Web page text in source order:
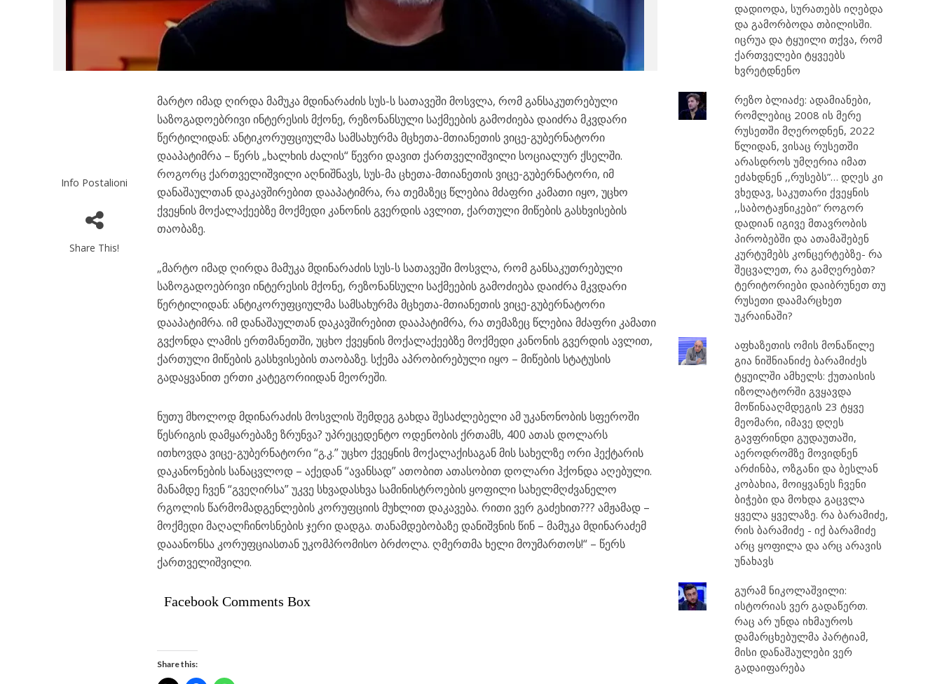
Info Postalioni
Share This!
მარტო იმად ღირდა მამუკა მდინარაძის სუს-ს სათავეში მოსვლა, რომ განსაკუთრებული
საზოგადოებრივი ინტერესის მქონე, რეზონანსული საქმეების გამოძიება დაიძრა მკვდარი
წერტილიდან: ანტიკორუფციულმა სამსახურმა მცხეთა-მთიანეთის ვიცე-გუბერნატორი
დააპატიმრა – წერს „ხალხის ძალის“ წევრი დავით ქართველიშვილი სოციალურ ქსელში.
როგორც ქართველიშვილი აღნიშნავს, სუს-მა ცხეთა-მთიანეთის ვიცე-გუბერნატორი, იმ
დანაშაულთან დაკავშირებით დააპატიმრა, რა თემაზეც წლებია მძაფრი კამათი იყო, უცხო
ქვეყნის მოქალაქეებზე მოქმედი კანონის გვერდის ავლით, ქართული მიწების გასხვისების
თაობაზე.
„მარტო იმად ღირდა მამუკა მდინარაძის სუს-ს სათავეში მოსვლა, რომ განსაკუთრებული
საზოგადოებრივი ინტერესის მქონე, რეზონანსული საქმეების გამოძიება დაიძრა მკვდარი
წერტილიდან: ანტიკორუფციულმა სამსახურმა მცხეთა-მთიანეთის ვიცე-გუბერნატორი
დააპატიმრა. იმ დანაშაულთან დაკავშირებით დააპატიმრა, რა თემაზეც წლებია მძაფრი კამათი
გვქონდა ლამის ერთმანეთში, უცხო ქვეყნის მოქალაქეებზე მოქმედი კანონის გვერდის ავლით,
ქართული მიწების გასხვისების თაობაზე. სქემა აპრობირებული იყო – მიწების სტატუსის
გადაყვანით ერთი კატეგორიიდან მეორეში.
ნუთუ მხოლოდ მდინარაძის მოსვლის შემდეგ გახდა შესაძლებელი ამ უკანონობის სფეროში
წესრიგის დამყარებაზე ზრუნვა? უპრეცედენტო ოდენობის ქრთამს, 400 ათას დოლარს
ითხოვდა ვიცე-გუბერნატორი “გ.კ.” უცხო ქვეყნის მოქალაქისაგან მის სახელზე ორი ჰექტარის
დაკანონების სანაცვლოდ – აქედან “ავანსად” ათობით ათასობით დოლარი ჰქონდა აღებული.
მანამდე ჩვენ “გვეღირსა” უკვე სხვადასხვა სამინისტროების ყოფილი სახელმღძვანელო
რგოლის წარმომადგენლების კორუფციის მუხლით დაკავება. რითი ვერ გაძეხით??? ამჟამად –
მოქმედი მაღალჩინოსნების ჯერი დადგა. თანამდებობაზე დანიშვნის წინ – მამუკა მდინარაძემ
დააანონსა კორუფციასთან უკომპრომისო ბრძოლა. ღმერთმა ხელი მოუმართოს!“ – წერს
ქართველიშვილი.
Facebook Comments Box
Share this:
დადიოდა, სურათებს იღებდა
და გამორბოდა თბილისში.
იცრუა და ტყუილი თქვა, რომ
ქართველები ტყვეებს
ხვრეტდნენო
რეზო ბლიაძე: ადამიანები,
რომლებიც 2008 ის მერე
რუსეთში მღეროდნენ, 2022
წლიდან, ვისაც რუსეთში
არასდროს უმღერია იმათ
ეძახდნენ ,,რუსებს”… დღეს კი
ვხედავ, საკუთარი ქვეყნის
,,საბოტაჟნიკები” როგორ
დადიან იგივე მთავრობის
პირობებში და ათამაშებენ
კურტუმებს კონცერტებზე- რა
შეცვალეთ, რა გამღერებთ?
ტერიტორიები დაიბრუნეთ თუ
რუსეთი დაამარცხეთ
უკრაინაში?
აფხაზეთის ომის მონაწილე
გია ნიშნიანიძე ბარამიძეს
ტყუილში ამხელს: ქუთაისის
იზოლატორში გვყავდა
მოწინააღმდეგის 23 ტყვე
მეომარი, იმავე დღეს
გავფრინდი გუდაუთაში,
აეროდრომზე მოვიდნენ
არძინბა, ოზგანი და ბესლან
კობახია, მოიყვანეს ჩვენი
ბიჭები და მოხდა გაცვლა
ყველა ყველაზე. რა ბარამიძე,
რის ბარამიძე - იქ ბარამიძე
არც ყოფილა და არც არავის
უნახავს
გურამ ნიკოლაშვილი:
ისტორიას ვერ გადაწერთ.
რაც არ უნდა იხმაუროს
დამარცხებულმა პარტიამ,
მისი დანაშაულები ვერ
გადაიფარება